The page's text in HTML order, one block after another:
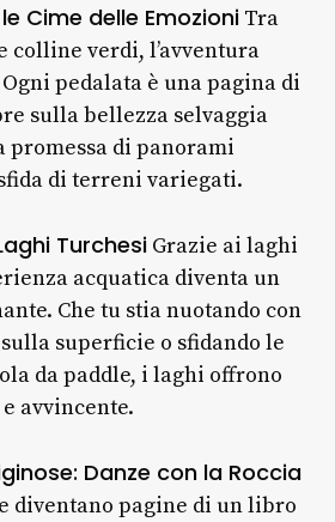
Cime delle EmozioniTra
colline verdi, l’avventura
pedalata è una pagina di
sulla bellezza selvaggia
promessa di panorami
di terreni variegati.
TurchesiGrazie ai laghi
acquatica diventa un
Che tu stia nuotando con
superficie o sfidando le
da paddle, i laghi offrono
avvincente.
Danze con la Roccia
diventano pagine di un libro